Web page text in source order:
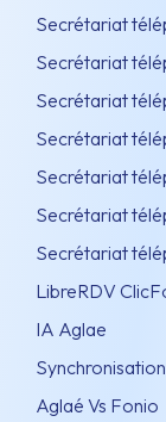
Secrétariat
Secrétariat
Secrétariat
Secrétariat
Secrétariat
Secrétariat
Secrétariat
LibreRDV
IA Aglae
Aglaé Vs Fonio